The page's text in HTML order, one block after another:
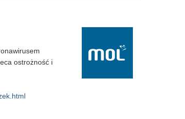
ostrożność i